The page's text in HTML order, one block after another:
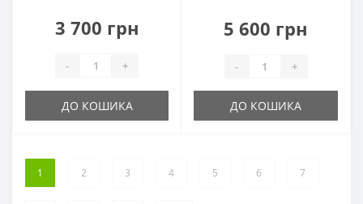
3 700 грн
- +
ДО КОШИКА
5 600 грн
- +
ДО КОШИКА
1 2 3 4 5 6 7